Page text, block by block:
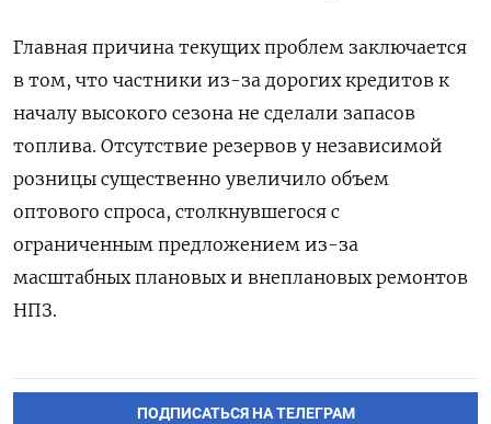
Главная причина текущих проблем заключается
в том, что частники из-за дорогих кредитов к
началу высокого сезона не сделали запасов
топлива. Отсутствие резервов у независимой
розницы существенно увеличило объем
оптового спроса, столкнувшегося с
ограниченным предложением из-за
масштабных плановых и внеплановых ремонтов
НПЗ.
ПОДПИСАТЬСЯ НА ТЕЛЕГРАМ